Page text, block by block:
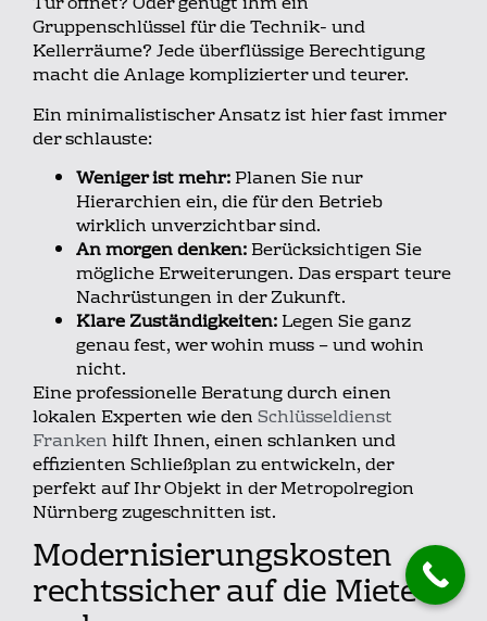
Gruppenschlüssel für die Technik- und
Kellerräume? Jede überflüssige Berechtigung
macht die Anlage komplizierter und teurer.
Ein minimalistischer Ansatz ist hier fast immer
der schlauste:
Weniger ist mehr:Planen Sie nur
Hierarchien ein, die für den Betrieb
wirklich unverzichtbar sind.
An morgen denken:Berücksichtigen Sie
mögliche Erweiterungen. Das erspart teure
Nachrüstungen in der Zukunft.
Klare Zuständigkeiten:Legen Sie ganz
genau fest, wer wohin muss – und wohin
nicht.
Eine professionelle Beratung durch einen
lokalen Experten wie denSchlüsseldienst
Frankenhilft Ihnen, einen schlanken und
effizienten Schließplan zu entwickeln, der
perfekt auf Ihr Objekt in der Metropolregion
Nürnberg zugeschnitten ist.
Modernisierungskosten
rechtssicher auf die Miete